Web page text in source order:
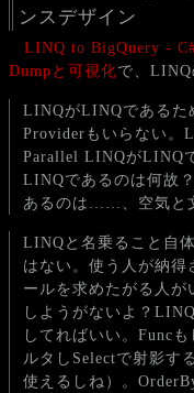
ンスデザイン
LINQ to BigQuery -
Dumpと可視化で、LINQ
LINQがLINQであるた
Providerもいらない。
Parallel LINQがLINQ
LINQであるのは何故
あるのは……、空気と
LINQと名乗ること自
はない。使う人が納
ールを求めたがる人が
しようがないよ？
してればいい。Func
ルタしSelectで射影す
使えるしね）。